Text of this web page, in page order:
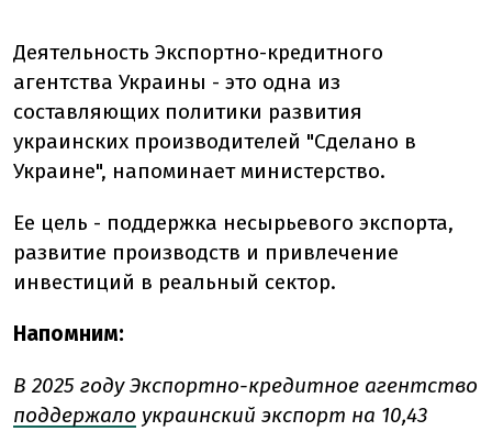
Деятельность Экспортно-кредитного
агентства Украины - это одна из
составляющих политики развития
украинских производителей "Сделано в
Украине", напоминает министерство.
Ее цель - поддержка несырьевого экспорта,
развитие производств и привлечение
инвестиций в реальный сектор.
Напомним:
В 2025 году Экспортно-кредитное агентство
поддержало украинский экспорт на 10,43